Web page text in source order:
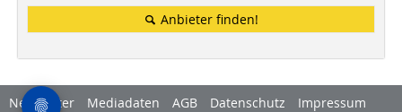
Anbieter finden!
Newsletter Mediadaten AGB Datenschutz Impressum